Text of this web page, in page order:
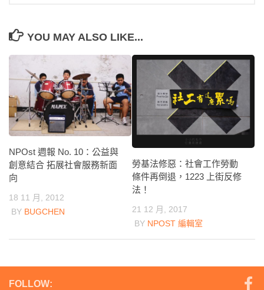
YOU MAY ALSO LIKE...
NPOst 週報 No. 10：公益與
創意結合 拓展社會服務新面
向
18 11 月, 2012
BY BUGCHEN
勞基法修惡：社會工作勞動
條件再倒退，1223 上街反修
法！
21 12 月, 2017
BY NPOST 編輯室
FOLLOW: